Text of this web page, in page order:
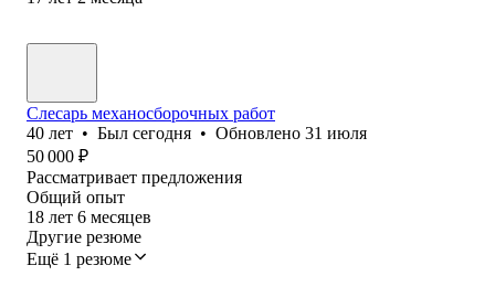
Слесарь механосборочных работ
40 лет • Был сегодня • Обновлено 31 июля
50 000 ₽
Рассматривает предложения
Общий опыт
18 лет 6 месяцев
Другие резюме
Ещё 1 резюме